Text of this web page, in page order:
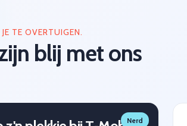
TE OVERTUIGEN.
blij met ons
Nerd